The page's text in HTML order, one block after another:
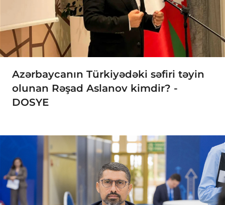
Azərbaycanın Türkiyədəki səfiri təyin
olunan Rəşad Aslanov kimdir? -
DOSYE